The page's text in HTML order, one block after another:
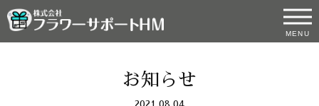
お知らせ
2021.08.04
MENU